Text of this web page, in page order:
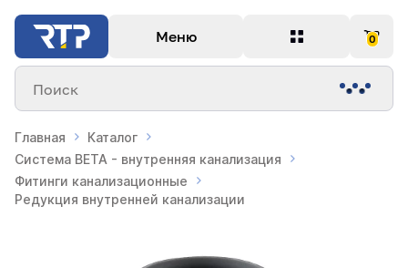
Меню 0
Поиск
Главная
Каталог
Система BETA - внутренняя канализация
Фитинги канализационные
Редукция внутренней канализации